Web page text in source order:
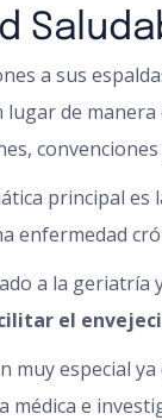
a sus
de manera
principal
enfermedad
a la geriatría
el
muy especial
médica e